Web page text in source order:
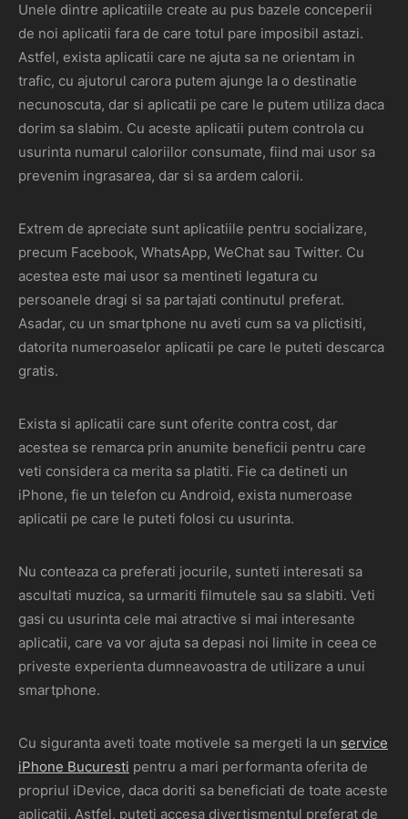
Unele dintre aplicatiile create au pus bazele conceperii
de noi aplicatii fara de care totul pare imposibil astazi.
Astfel, exista aplicatii care ne ajuta sa ne orientam in
trafic, cu ajutorul carora putem ajunge la o destinatie
necunoscuta, dar si aplicatii pe care le putem utiliza daca
dorim sa slabim. Cu aceste aplicatii putem controla cu
usurinta numarul caloriilor consumate, fiind mai usor sa
prevenim ingrasarea, dar si sa ardem calorii.
Extrem de apreciate sunt aplicatiile pentru socializare,
precum Facebook, WhatsApp, WeChat sau Twitter. Cu
acestea este mai usor sa mentineti legatura cu
persoanele dragi si sa partajati continutul preferat.
Asadar, cu un smartphone nu aveti cum sa va plictisiti,
datorita numeroaselor aplicatii pe care le puteti descarca
gratis.
Exista si aplicatii care sunt oferite contra cost, dar
acestea se remarca prin anumite beneficii pentru care
veti considera ca merita sa platiti. Fie ca detineti un
iPhone, fie un telefon cu Android, exista numeroase
aplicatii pe care le puteti folosi cu usurinta.
Nu conteaza ca preferati jocurile, sunteti interesati sa
ascultati muzica, sa urmariti filmutele sau sa slabiti. Veti
gasi cu usurinta cele mai atractive si mai interesante
aplicatii, care va vor ajuta sa depasi noi limite in ceea ce
priveste experienta dumneavoastra de utilizare a unui
smartphone.
Cu siguranta aveti toate motivele sa mergeti la un service
iPhone Bucuresti pentru a mari performanta oferita de
propriul iDevice, daca doriti sa beneficiati de toate aceste
aplicatii. Astfel, puteti accesa divertismentul preferat de